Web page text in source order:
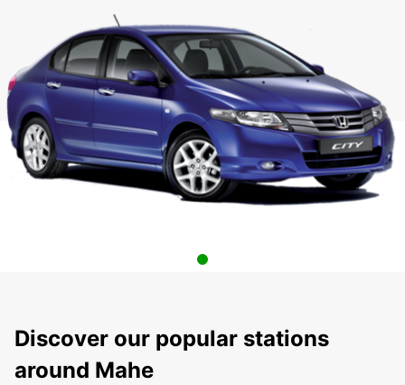
Discover our popular stations
around Mahe